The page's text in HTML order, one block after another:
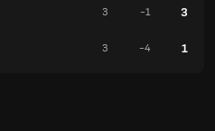
3 -1 3
3 -4 1